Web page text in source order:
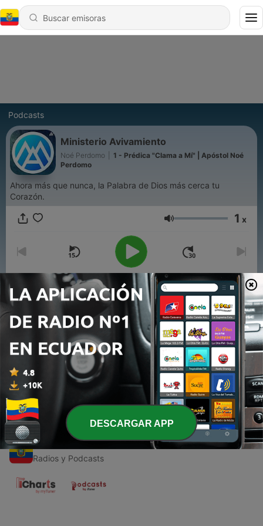
Podcasts
Ministerio Avivamiento
Noé Perdomo
1 - Prédica "Clama a Mí" | Apóstol Noé
Perdomo
Ahora más que nunca, la Palabra de Dios más cerca tu
Corazón.
Volumen 1 x
00:00
Episodios
1 - Prédica "Clama a Mí" | Apóstol Noé Perdomo
28 mar. 2021
Radios de Ecuador
Radios y Podcasts
DESCARGAR APP